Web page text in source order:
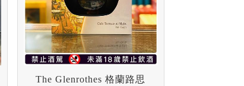
The Glenrothes 格蘭路思